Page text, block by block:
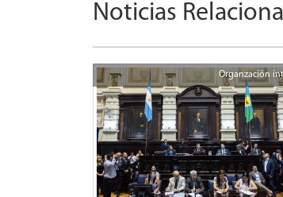
Noticias
Organzación